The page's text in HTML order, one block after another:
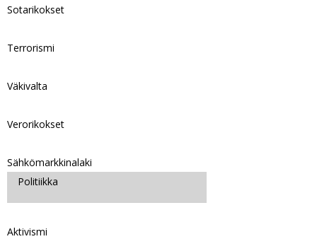
Sotarikokset
Terrorismi
Väkivalta
Verorikokset
Sähkömarkkinalaki
Politiikka
Aktivismi